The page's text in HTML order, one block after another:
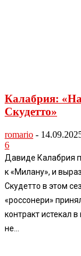
Калабрия:
Скудетто»
romario -
6
Давиде Калабрия
к «Милану», и
Скудетто в этом
«россонери»
контракт истекал
не...